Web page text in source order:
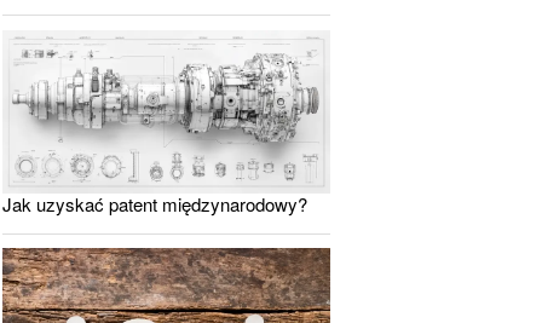
Jak uzyskać patent międzynarodowy?